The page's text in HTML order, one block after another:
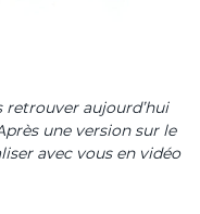
retrouver aujourd’hui
une version sur le
avec vous en vidéo